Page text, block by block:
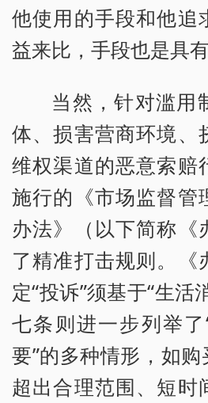
他使用的手段和他追
益来比，手段也是具
当然，针对滥用
体、损害营商环境、
维权渠道的恶意索赔
施行的《市场监督管
办法》（以下简称《
了精准打击规则。《
定“投诉”须基于“生活
七条则进一步列举
要”的多种情形，如
超出合理范围、短时